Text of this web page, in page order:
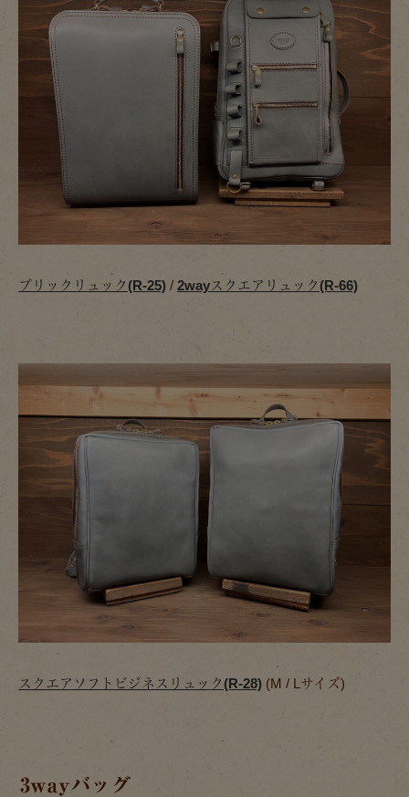
ブリックリュック(R-25) / 2wayスクエアリュック(R-66)
スクエアソフトビジネスリュック(R-28) (M / Lサイズ)
3wayバッグ